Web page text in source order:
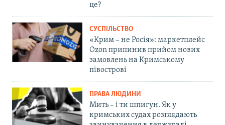
це?
СУСПІЛЬСТВО
«Крим – не Росія»: маркетплейс
Ozon припинив прийом нових
замовлень на Кримському
півострові
ПРАВА ЛЮДИНИ
Мить – і ти шпигун. Як у
кримських судах розглядають